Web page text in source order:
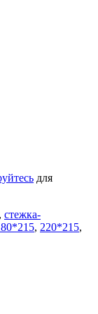
для
, стежка-
, 220*215,